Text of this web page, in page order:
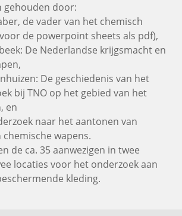
gehouden door:
de vader van het chemisch
de powerpoint sheets als pdf),
De Nederlandse krijgsmacht en
De geschiedenis van het
bij TNO op het gebied van het
en
naar het aantonen van
wapens.
de ca. 35 aanwezigen in twee
locaties voor het onderzoek aan
kleding.